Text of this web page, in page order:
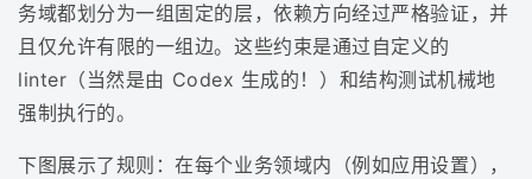
务域都划分为一组固定的层，依赖方向经过严格验证，并
且仅允许有限的一组边。这些约束是通过自定义的
linter（当然是由 Codex 生成的！）和结构测试机械地
强制执行的。
下图展示了规则：在每个业务领域内（例如应用设置），